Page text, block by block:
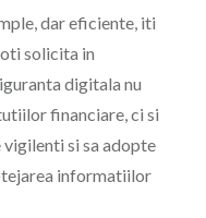
dar eficiente, iti
solicita in
digitala nu
financiare, ci si
si sa adopte
informatiilor